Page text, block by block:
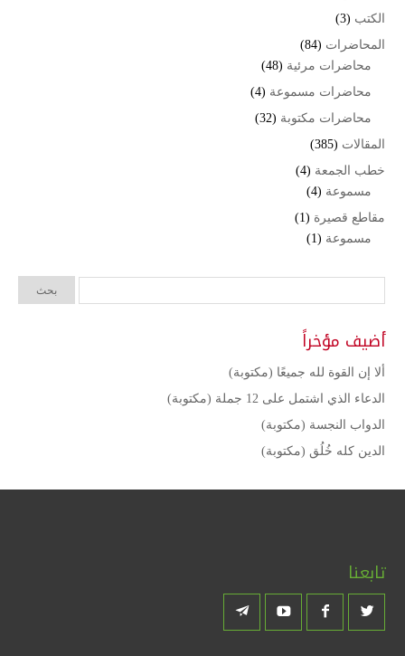
الكتب (3)
المحاضرات (84)
محاضرات مرئية (48)
محاضرات مسموعة (4)
محاضرات مكتوبة (32)
المقالات (385)
خطب الجمعة (4)
مسموعة (4)
مقاطع قصيرة (1)
مسموعة (1)
أضيف مؤخراً
ألا إن القوة لله جميعًا (مكتوبة)
الدعاء الذي اشتمل على 12 جملة (مكتوبة)
الدواب النجسة (مكتوبة)
الدين كله خُلُق (مكتوبة)
تابعنا